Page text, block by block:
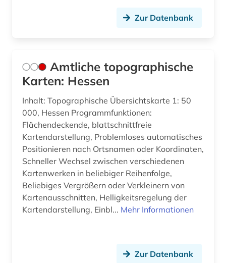
Zur Datenbank
Amtliche topographische
Karten: Hessen
Inhalt: Topographische Übersichtskarte 1: 50
000, Hessen Programmfunktionen:
Flächendeckende, blattschnittfreie
Kartendarstellung, Problemloses automatisches
Positionieren nach Ortsnamen oder Koordinaten,
Schneller Wechsel zwischen verschiedenen
Kartenwerken in beliebiger Reihenfolge,
Beliebiges Vergrößern oder Verkleinern von
Kartenausschnitten, Helligkeitsregelung der
Kartendarstellung, Einbl... Mehr Informationen
Zur Datenbank